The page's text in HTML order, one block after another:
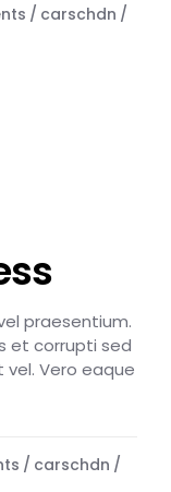
carschdn
praesentium.
et corrupti sed
Vero eaque
carschdn